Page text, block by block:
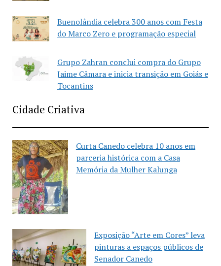
Buenolândia celebra 300 anos com Festa
do Marco Zero e programação especial
Grupo Zahran conclui compra do Grupo
Jaime Câmara e inicia transição em Goiás e
Tocantins
Cidade Criativa
Curta Canedo celebra 10 anos em
parceria histórica com a Casa
Memória da Mulher Kalunga
Exposição “Arte em Cores” leva
pinturas a espaços públicos de
Senador Canedo